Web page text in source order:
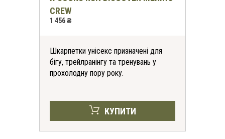
CREW
1 456 ₴
Шкарпетки унісекс призначені для
бігу, трейлранінгу та тренувань у
прохолодну пору року.
КУПИТИ